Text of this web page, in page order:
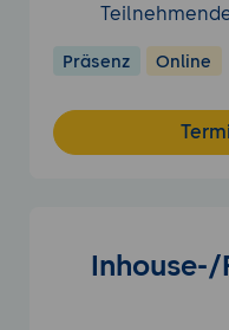
Präsenz Online
Inhouse-/